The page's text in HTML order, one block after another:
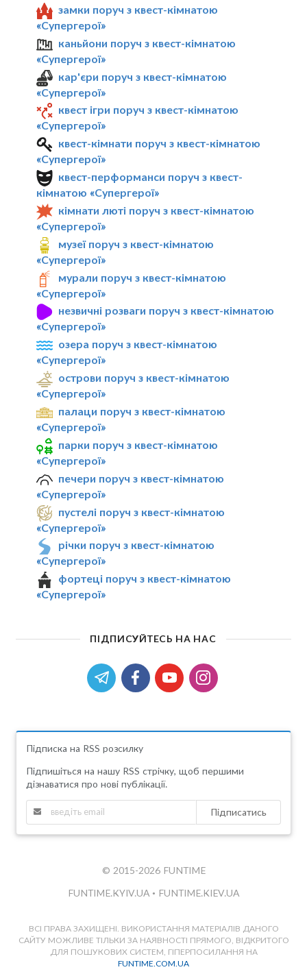
замки поруч з квест-кімнатою
«Супергерої»
каньйони поруч з квест-кімнатою
«Супергерої»
кар'єри поруч з квест-кімнатою
«Супергерої»
квест ігри поруч з квест-кімнатою
«Супергерої»
квест-кімнати поруч з квест-кімнатою
«Супергерої»
квест-перформанси поруч з квест-
кімнатою «Супергерої»
кімнати люті поруч з квест-кімнатою
«Супергерої»
музеї поруч з квест-кімнатою
«Супергерої»
мурали поруч з квест-кімнатою
«Супергерої»
незвичні розваги поруч з квест-кімнатою
«Супергерої»
озера поруч з квест-кімнатою
«Супергерої»
острови поруч з квест-кімнатою
«Супергерої»
палаци поруч з квест-кімнатою
«Супергерої»
парки поруч з квест-кімнатою
«Супергерої»
печери поруч з квест-кімнатою
«Супергерої»
пустелі поруч з квест-кімнатою
«Супергерої»
річки поруч з квест-кімнатою
«Супергерої»
фортеці поруч з квест-кімнатою
«Супергерої»
ПІДПИСУЙТЕСЬ НА НАС
Підписка на RSS розсилку
Підпишіться на нашу RSS стрічку, щоб першими
дізнаватися про нові публікації.
Підписатись
© 2015-2026 FUNTIME
FUNTIME.KYIV.UA • FUNTIME.KIEV.UA
ВСІ ПРАВА ЗАХИЩЕНІ. ВИКОРИСТАННЯ МАТЕРІАЛІВ ДАНОГО
САЙТУ МОЖЛИВЕ ТІЛЬКИ ЗА НАЯВНОСТІ ПРЯМОГО, ВІДКРИТОГО
ДЛЯ ПОШУКОВИХ СИСТЕМ, ГІПЕРПОСИЛАННЯ НА
FUNTIME.COM.UA